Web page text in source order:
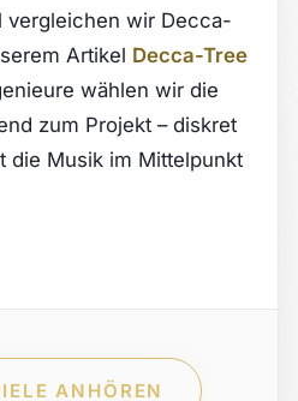
vergleichen wir Decca-
Artikel Decca-Tree
wählen wir die
zum Projekt – diskret
die Musik im Mittelpunkt
ANHÖREN